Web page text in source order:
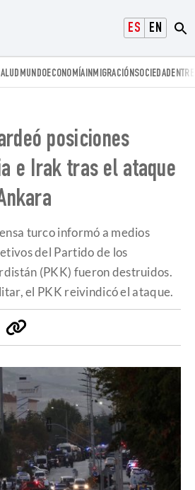
ESPAÑOLENGLISH
MUNDOECONOMÍAINMIGRACIÓNSOCIEDAD
posiciones
e Irak tras el ataque
turco informó a medios
del Partido de los
(PKK) fueron destruidos.
el PKK reivindicó el ataque.
Copiar
enlace